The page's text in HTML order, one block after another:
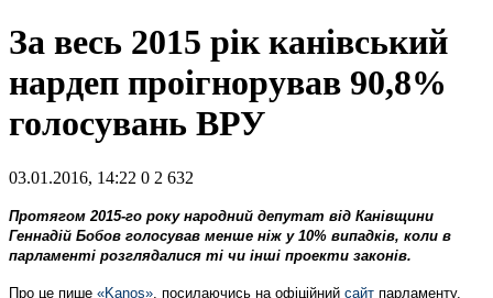
За весь 2015 рік канівський
нардеп проігнорував 90,8%
голосувань ВРУ
03.01.2016, 14:22 0 2 632
Протягом 2015-го року народний депутат від Канівщини
Геннадій Бобов голосував менше ніж у 10% випадків, коли в
парламенті розглядалися ті чи інші проекти законів.
Про це пише «Kanos» , посилаючись на офіційний сайт парламенту.